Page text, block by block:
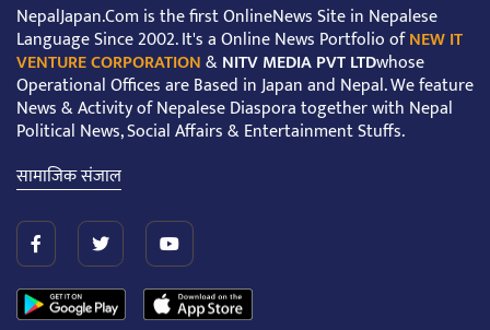
NepalJapan.Com is the first OnlineNews Site in Nepalese
Language Since 2002. It's a Online News Portfolio ofNEW IT
VENTURE CORPORATION&NITV MEDIA PVT LTDwhose
Operational Offices are Based in Japan and Nepal. We feature
News & Activity of Nepalese Diaspora together with Nepal
Political News, Social Affairs & Entertainment Stuffs.
सामाजिक संजाल